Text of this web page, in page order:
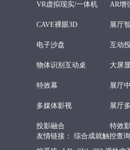
VR虚拟现实/一体机 AR增
CAVE裸眼3D 展厅
电子沙盘 互动
物体识别互动桌 大屏
特效幕 展厅
多媒体影视 展厅
投影融合 特效
友情链接： 综合成就触控查